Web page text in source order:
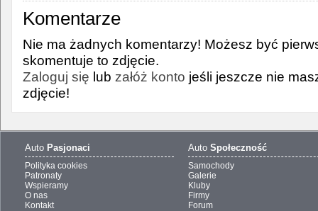
Komentarze
Nie ma żadnych komentarzy! Możesz być
skomentuje to zdjęcie.
Zaloguj się lub załóż konto jeśli jeszcze nie
zdjęcie!
Auto Pasjonaci
Polityka cookies
Patronaty
Wspieramy
O nas
Kontakt
Auto Społeczność
Samochody
Galerie
Kluby
Firmy
Forum